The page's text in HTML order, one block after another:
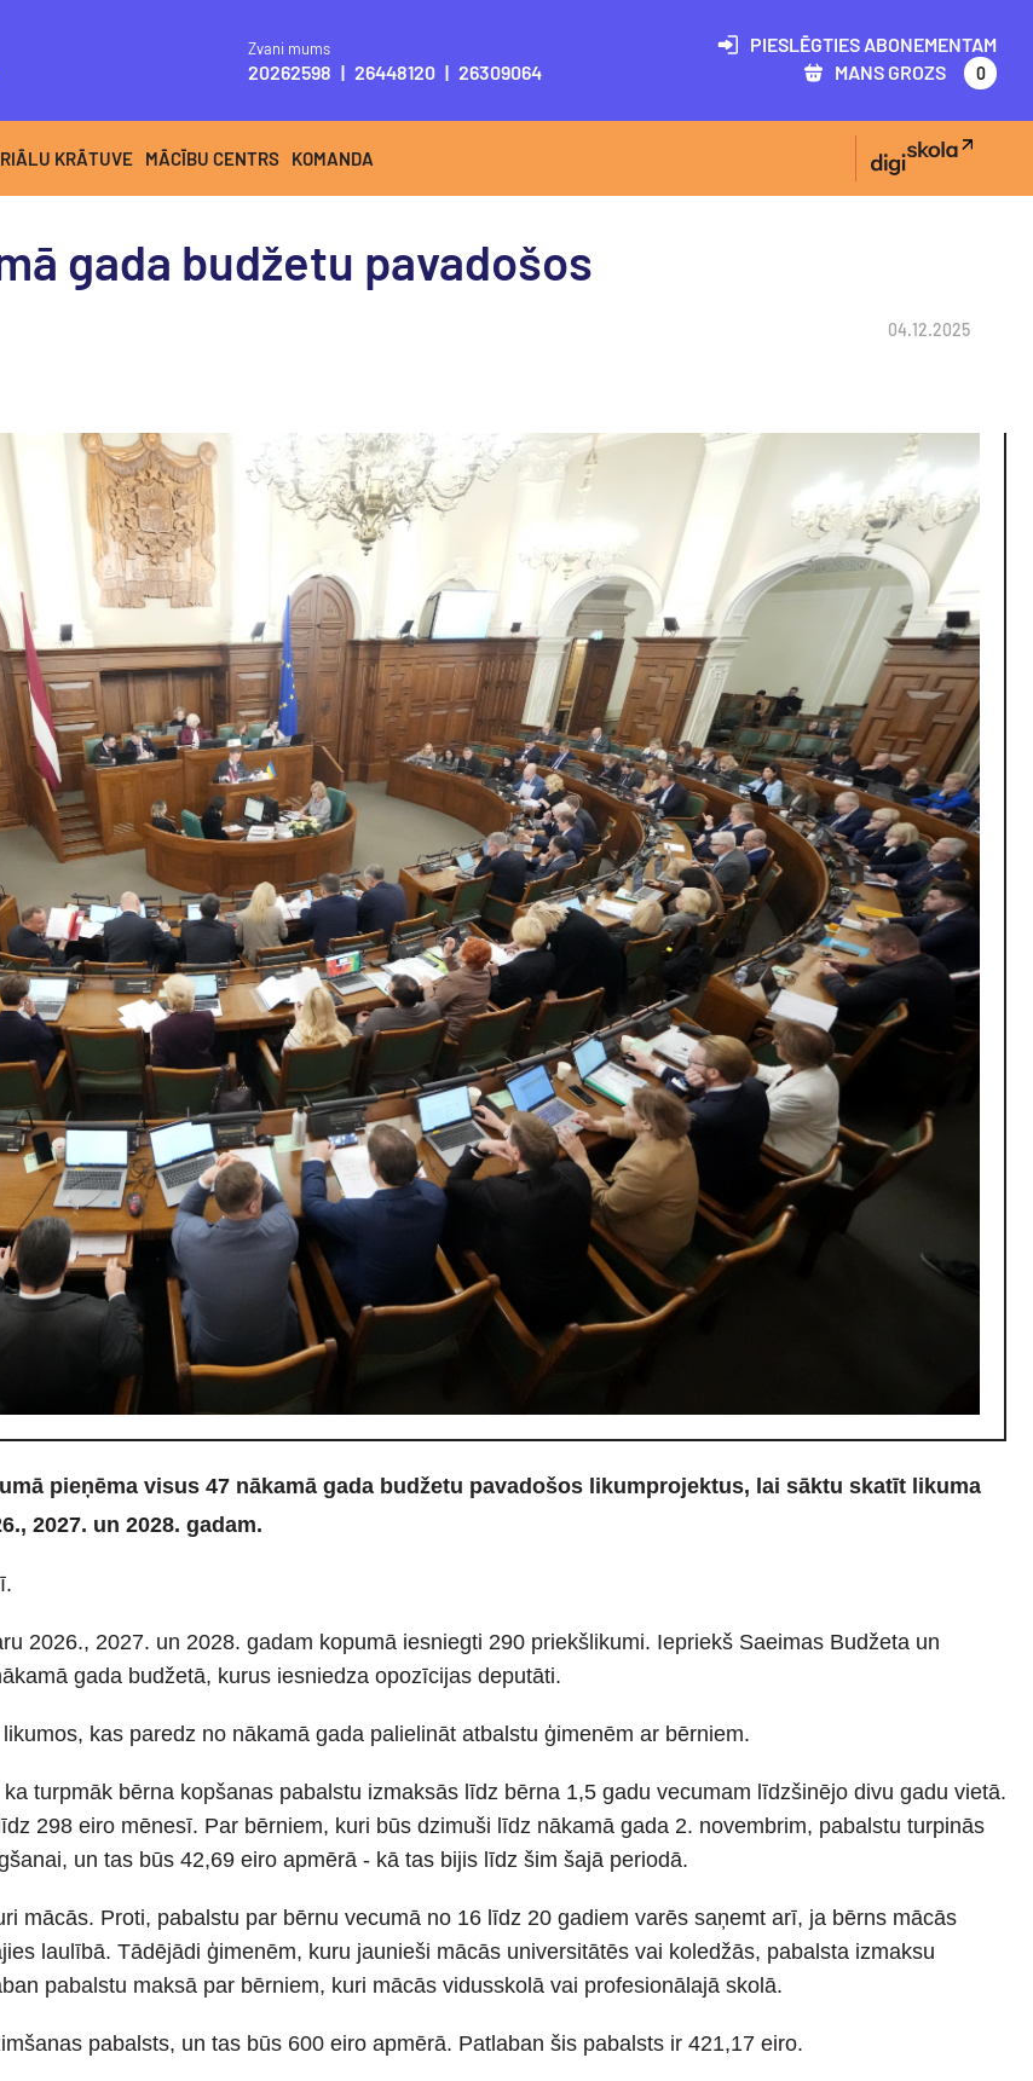
Zvani mums
20262598 | 26448120 | 26309064
PIESLĒGTIES ABONEMENTAM
MANS GROZS
0
KRĀTUVE MĀCĪBU CENTRS KOMANDA
gada budžetu pavadošos
04.12.2025
pieņēma visus 47 nākamā gada budžetu pavadošos likumprojektus, lai sāktu skatīt likuma
2027. un 2028. gadam.
2026., 2027. un 2028. gadam kopumā iesniegti 290 priekšlikumi. Iepriekš Saeimas Budžeta un
gada budžetā, kurus iesniedza opozīcijas deputāti.
kas paredz no nākamā gada palielināt atbalstu ģimenēm ar bērniem.
turpmāk bērna kopšanas pabalstu izmaksās līdz bērna 1,5 gadu vecumam līdzšinējo divu gadu vietā.
298 eiro mēnesī. Par bērniem, kuri būs dzimuši līdz nākamā gada 2. novembrim, pabalstu turpinās
un tas būs 42,69 eiro apmērā - kā tas bijis līdz šim šajā periodā.
mācās. Proti, pabalstu par bērnu vecumā no 16 līdz 20 gadiem varēs saņemt arī, ja bērns mācās
laulībā. Tādējādi ģimenēm, kuru jaunieši mācās universitātēs vai koledžās, pabalsta izmaksu
pabalstu maksā par bērniem, kuri mācās vidusskolā vai profesionālajā skolā.
pabalsts, un tas būs 600 eiro apmērā. Patlaban šis pabalsts ir 421,17 eiro.